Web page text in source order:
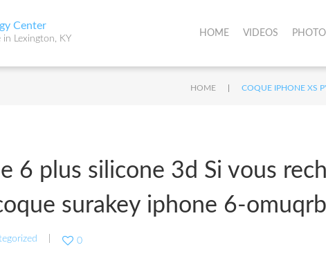
in Lexington, KY
HOME VIDEOS
HOME COQUE IPHONE XS
6 plus silicone 3d Si vous
surakey iphone 6-omuqrb
0